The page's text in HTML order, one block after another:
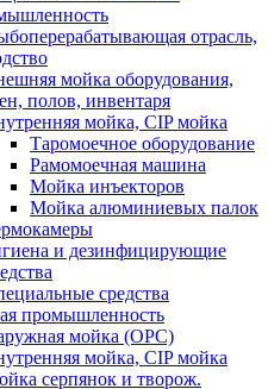
отрасль,
мойка оборудования,
полов, инвентаря
мойка, CIP мойка
Таромоечное оборудование
Рамомоечная машина
Мойка инъекторов
Мойка алюминиевых палок
и дезинфицирующие
средства
промышленность
мойка (ОРС)
мойка, CIP мойка
серпянок и творож.